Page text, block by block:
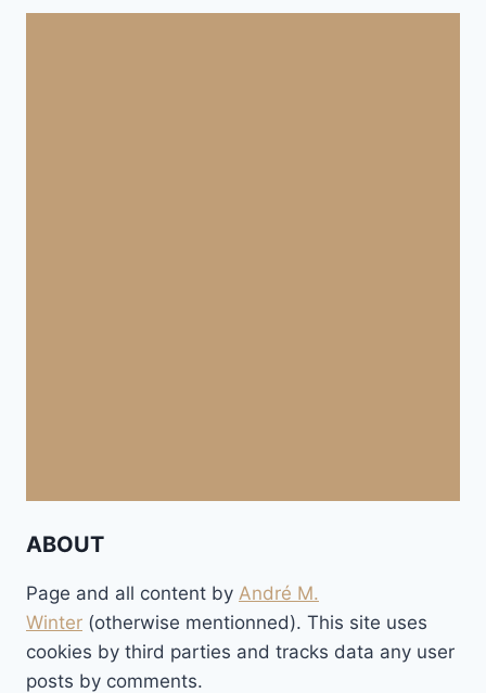
ABOUT
Page and all content by André M.
Winter (otherwise mentionned). This site uses
cookies by third parties and tracks data any user
posts by comments.